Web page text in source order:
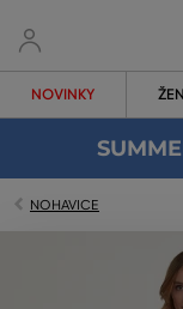
NOVINKY
NOHAVICE